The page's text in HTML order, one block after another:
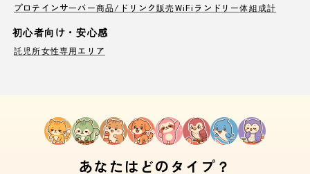
プロテインサーバー商品/ドリンク販売WiFi ランドリー体組成計
初心者向け・安心感
託児所女性専用エリア
あなたはどのタイプ？